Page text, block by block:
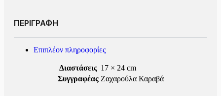
ΠΕΡΙΓΡΑΦΗ
Επιπλέον πληροφορίες
Διαστάσεις 17 × 24 cm
Συγγραφέας Ζαχαρούλα Καραβά